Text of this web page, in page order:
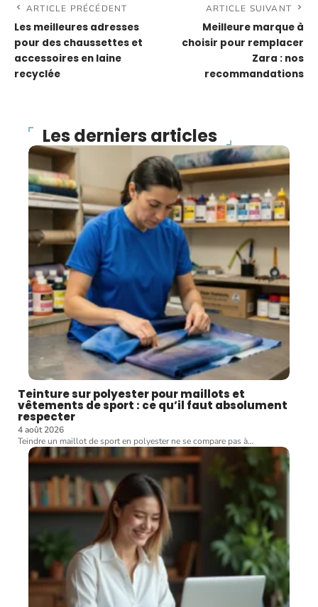
ARTICLE PRÉCÉDENT
Les meilleures adresses
pour des chaussettes et
accessoires en laine
recyclée
ARTICLE SUIVANT
Meilleure marque à
choisir pour remplacer
Zara : nos
recommandations
Les derniers articles
Teinture sur polyester pour maillots et
vêtements de sport : ce qu’il faut absolument
respecter
4 août 2026
Teindre un maillot de sport en polyester ne se compare pas à…